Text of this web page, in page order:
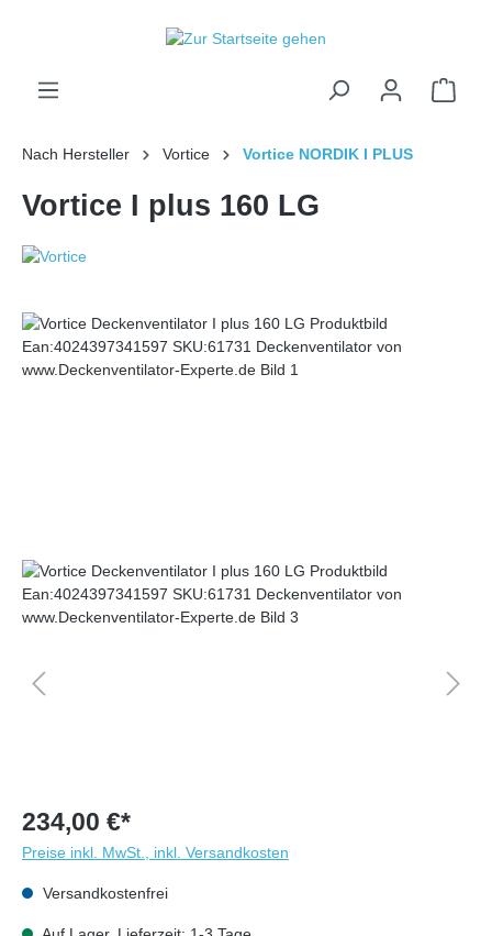
Nach Hersteller Vortice Vortice NORDIK I PLUS
Vortice I plus 160 LG
234,00 €*
Preise inkl. MwSt., inkl. Versandkosten
Versandkostenfrei